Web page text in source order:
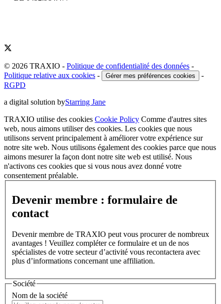
© 2026 TRAXIO - Politique de confidentialité des données -
Politique relative aux cookies - Gérer mes préférences cookies
-
RGPD
a digital solution byStarring Jane
TRAXIO utilise des cookies Cookie Policy Comme d'autres sites
web, nous aimons utiliser des cookies. Les cookies que nous
utilisons servent principalement à améliorer votre expérience sur
notre site web. Nous utilisons également des cookies parce que nous
aimons mesurer la façon dont notre site web est utilisé. Nous
n'activons ces cookies que si vous nous avez donné votre
consentement préalable.
Devenir membre : formulaire de
contact
Devenir membre de TRAXIO peut vous procurer de nombreux
avantages ! Veuillez compléter ce formulaire et un de nos
spécialistes de votre secteur d’activité vous recontactera avec
plus d’informations concernant une affiliation.
Société
Nom de la société